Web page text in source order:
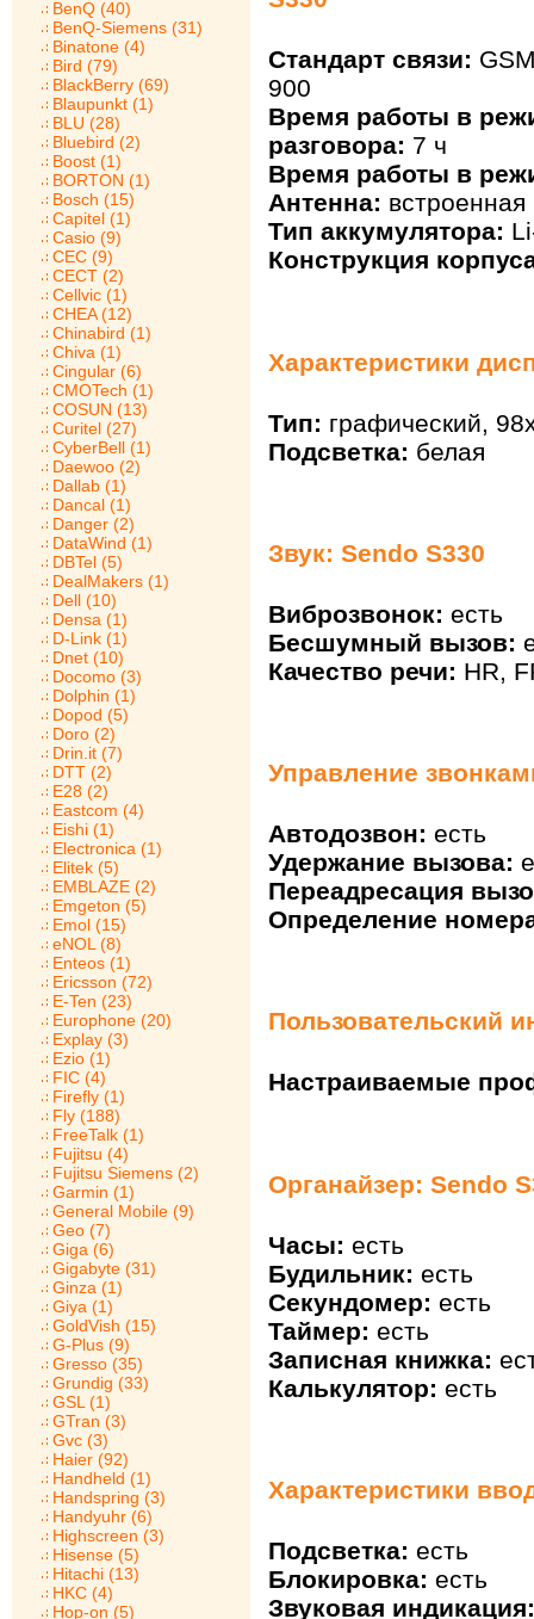
BenQ (40)
BenQ-Siemens (31)
Binatone (4)
Bird (79)
BlackBerry (69)
Blaupunkt (1)
BLU (28)
Bluebird (2)
Boost (1)
BORTON (1)
Bosch (15)
Capitel (1)
Casio (9)
CEC (9)
CECT (2)
Cellvic (1)
CHEA (12)
Chinabird (1)
Chiva (1)
Cingular (6)
CMOTech (1)
COSUN (13)
Curitel (27)
CyberBell (1)
Daewoo (2)
Dallab (1)
Dancal (1)
Danger (2)
DataWind (1)
DBTel (5)
DealMakers (1)
Dell (10)
Densa (1)
D-Link (1)
Dnet (10)
Docomo (3)
Dolphin (1)
Dopod (5)
Doro (2)
Drin.it (7)
DTT (2)
E28 (2)
Eastcom (4)
Eishi (1)
Electronica (1)
Elitek (5)
EMBLAZE (2)
Emgeton (5)
Emol (15)
eNOL (8)
Enteos (1)
Ericsson (72)
E-Ten (23)
Europhone (20)
Explay (3)
Ezio (1)
FIC (4)
Firefly (1)
Fly (188)
FreeTalk (1)
Fujitsu (4)
Fujitsu Siemens (2)
Garmin (1)
General Mobile (9)
Geo (7)
Giga (6)
Gigabyte (31)
Ginza (1)
Giya (1)
GoldVish (15)
G-Plus (9)
Gresso (35)
Grundig (33)
GSL (1)
GTran (3)
Gvc (3)
Haier (92)
Handheld (1)
Handspring (3)
Handyuhr (6)
Highscreen (3)
Hisense (5)
Hitachi (13)
HKC (4)
Hop-on (5)
Стандарт связи:
900
Время работы в
разговора: 7 ч
Время работы в
Антенна: встроенная
Тип аккумулятора:
Конструкция
Характеристики
Тип: графический,
Подсветка: белая
Звук: Sendo S330
Виброзвонок: есть
Бесшумный вызов:
Качество речи: HR,
Управление
Автодозвон: есть
Удержание вызова:
Переадресация
Определение
Пользовательский
Настраиваемые
Органайзер: Sendo
Часы: есть
Будильник: есть
Секундомер: есть
Таймер: есть
Записная книжка:
Калькулятор: есть
Характеристики
Подсветка: есть
Блокировка: есть
Звуковая индикация: